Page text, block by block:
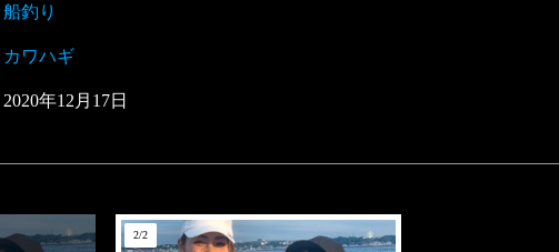
船釣り
カワハギ
2020年12 月 17日
2/2